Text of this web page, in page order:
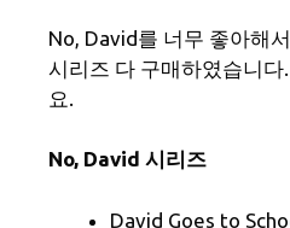
No, David를 너무 좋아해
시리즈 다 구매하였습니다
요.
No, David 시리즈
David Goes to